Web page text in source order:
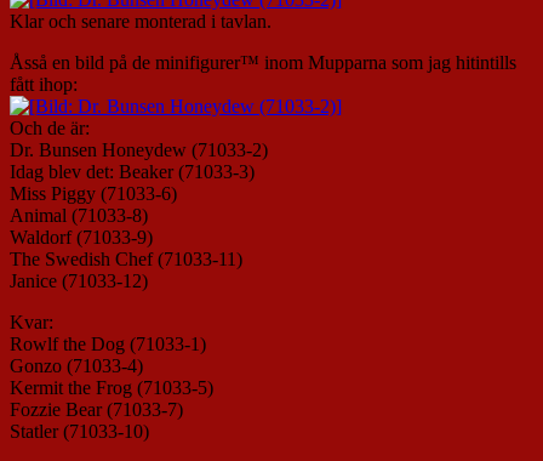
Klar och senare monterad i tavlan.
Åsså en bild på de minifigurer™ inom Mupparna som jag hitintills
fått ihop:
Och de är:
Dr. Bunsen Honeydew (71033-2)
Idag blev det: Beaker (71033-3)
Miss Piggy (71033-6)
Animal (71033-8)
Waldorf (71033-9)
The Swedish Chef (71033-11)
Janice (71033-12)
Kvar:
Rowlf the Dog (71033-1)
Gonzo (71033-4)
Kermit the Frog (71033-5)
Fozzie Bear (71033-7)
Statler (71033-10)